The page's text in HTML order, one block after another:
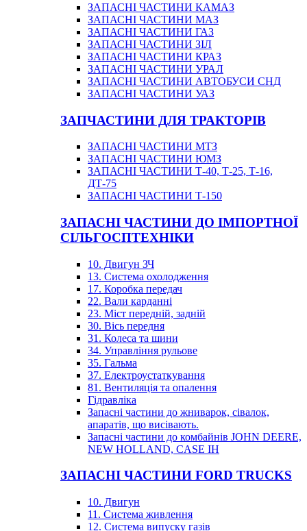
ЗАПАСНІ ЧАСТИНИ КАМАЗ
ЗАПАСНІ ЧАСТИНИ МАЗ
ЗАПАСНІ ЧАСТИНИ ГАЗ
ЗАПАСНІ ЧАСТИНИ ЗІЛ
ЗАПАСНІ ЧАСТИНИ КРАЗ
ЗАПАСНІ ЧАСТИНИ УРАЛ
ЗАПАСНІ ЧАСТИНИ АВТОБУСИ СНД
ЗАПАСНІ ЧАСТИНИ УАЗ
ЗАПЧАСТИНИ ДЛЯ ТРАКТОРІВ
ЗАПАСНІ ЧАСТИНИ МТЗ
ЗАПАСНІ ЧАСТИНИ ЮМЗ
ЗАПАСНІ ЧАСТИНИ Т-40, Т-25, Т-16,
ДТ-75
ЗАПАСНІ ЧАСТИНИ Т-150
ЗАПАСНІ ЧАСТИНИ ДО ІМПОРТНОЇ
СІЛЬГОСПТЕХНІКИ
10. Двигун ЗЧ
13. Система охолодження
17. Коробка передач
22. Вали карданні
23. Міст передній, задній
30. Вісь передня
31. Колеса та шини
34. Управління рульове
35. Гальма
37. Електроустаткування
81. Вентиляція та опалення
Гідравліка
Запасні частини до жниварок, сівалок,
апаратів, що висівають.
Запасні частини до комбайнів JOHN DEERE,
NEW HOLLAND, CASE IH
ЗАПАСНІ ЧАСТИНИ FORD TRUCKS
10. Двигун
11. Система живлення
12. Система випуску газів